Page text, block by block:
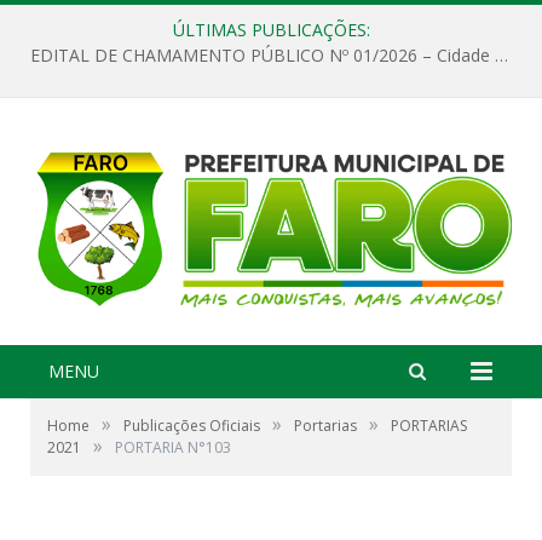
ÚLTIMAS PUBLICAÇÕES:
EDITAL DE CHAMAMENTO PÚBLICO Nº 01/2026 – Cidade de Faro
MENU
Home » Publicações Oficiais » Portarias »
PORTARIAS
2021
» PORTARIA N°103